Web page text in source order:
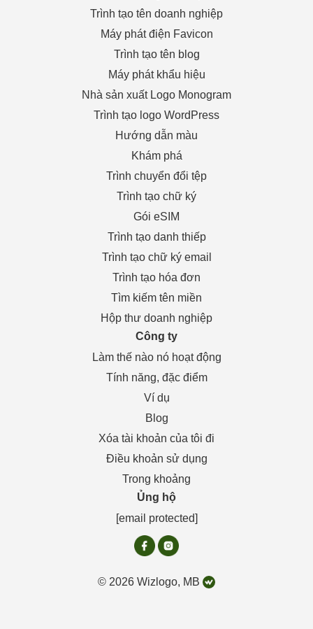
Trình tạo tên doanh nghiệp
Máy phát điện Favicon
Trình tạo tên blog
Máy phát khẩu hiệu
Nhà sản xuất Logo Monogram
Trình tạo logo WordPress
Hướng dẫn màu
Khám phá
Trình chuyển đổi tệp
Trình tạo chữ ký
Gói eSIM
Trình tạo danh thiếp
Trình tạo chữ ký email
Trình tạo hóa đơn
Tìm kiếm tên miền
Hộp thư doanh nghiệp
Công ty
Làm thế nào nó hoạt động
Tính năng, đặc điểm
Ví dụ
Blog
Xóa tài khoản của tôi đi
Điều khoản sử dụng
Trong khoảng
Ủng hộ
[email protected]
© 2026 Wizlogo, MB